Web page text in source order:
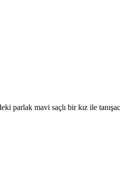
parlak mavi saçlı bir kız ile